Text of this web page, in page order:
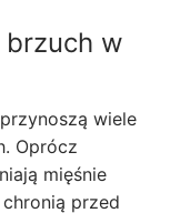
w
wiele
Oprócz
mięśnie
przed